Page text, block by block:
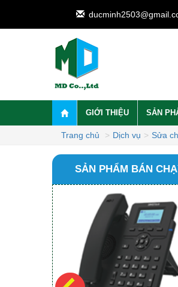
GIỚI THIỆU SẢN
Trang chủ Dịch vụ Sửa
SẢN PHẨM BÁN